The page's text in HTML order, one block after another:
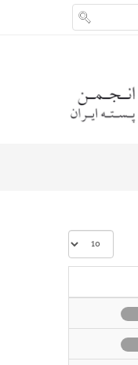
نمایش
#